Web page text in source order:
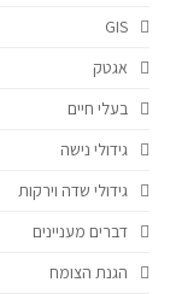
GIS
אגטק
בעלי חיים
גידולי נישה
גידולי שדה וירקות
דברים מעניינים
הגנת הצומח